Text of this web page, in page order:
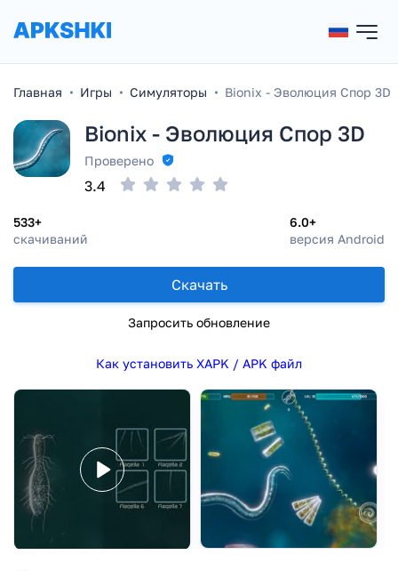
Главная Игры Симуляторы Bionix - Эволюция Спор 3D
Bionix - Эволюция Спор 3D
Проверено
533+
скачиваний
6.0+
версия Android
3.4
Скачать
Запросить обновление
Как установить XAPK / APK файл